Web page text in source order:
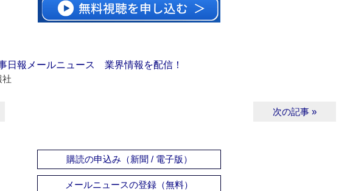
報メールニュース 業界情報を配信！
社
次の記事 »
購読の申込み（新聞 / 電子版）
メールニュースの登録（無料）